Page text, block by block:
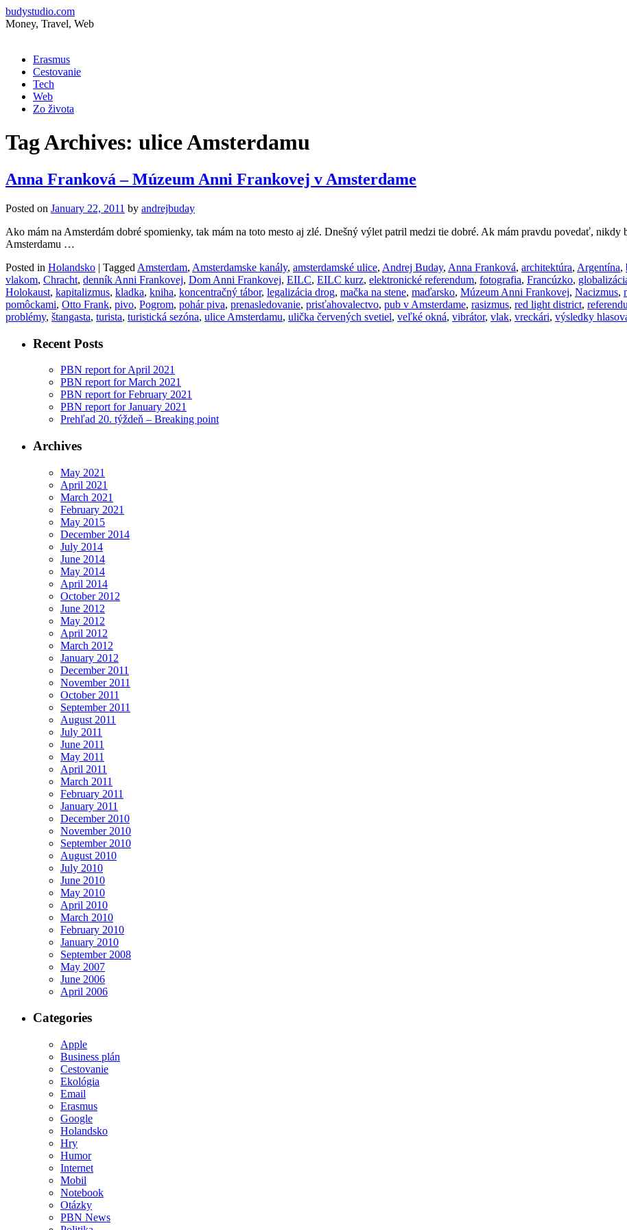
budystudio.com
Money, Travel, Web
Skip
content
Erasmus
Cestovanie
Tech
Web
Zo života
Tag Archives: ulice Amsterdamu
Anna Franková – Múzeum Anni Frankovej v Amsterdame
Posted on January 22, 2011 by andrejbuday
Ako mám na Amsterdám dobré spomienky, tak mám na toto mesto aj zlé. Dnešný výlet patril medzi tie dobré. Ak mám pravdu povedať,
Amsterdamu …
Posted in Holandsko | Tagged Amsterdam, Amsterdamske kanály, amsterdamské ulice, Andrej Buday, Anna Franková, architektúra, Argentína,
vlakom, Chracht, denník Anni Frankovej, Dom Anni Frankovej, EILC, EILC kurz, elektronické referendum, fotografia, Francúzko,
Holokaust, kapitalizmus, kladka, kniha, koncentračný tábor, legalizácia drog, mačka na stene, maďarsko, Múzeum Anni Frankovej, Nacizmus,
pomôckami, Otto Frank, pivo, Pogrom, pohár piva, prenasledovanie, prisťahovalectvo, pub v Amsterdame, rasizmus, red light district,
problémy, štangasta, turista, turistická sezóna, ulice Amsterdamu, ulička červených svetiel, veľké okná, vibrátor, vlak, vreckári, výsledky
Recent Posts
PBN report for April 2021
PBN report for March 2021
PBN report for February 2021
PBN report for January 2021
Prehľad 20. týždeň – Breaking point
Archives
May 2021
April 2021
March 2021
February 2021
May 2015
December 2014
July 2014
June 2014
May 2014
April 2014
October 2012
June 2012
May 2012
April 2012
March 2012
January 2012
December 2011
November 2011
October 2011
September 2011
August 2011
July 2011
June 2011
May 2011
April 2011
March 2011
February 2011
January 2011
December 2010
November 2010
September 2010
August 2010
July 2010
June 2010
May 2010
April 2010
March 2010
February 2010
January 2010
September 2008
May 2007
June 2006
April 2006
Categories
Apple
Business plán
Cestovanie
Ekológia
Email
Erasmus
Google
Holandsko
Hry
Humor
Internet
Mobil
Notebook
Otázky
PBN News